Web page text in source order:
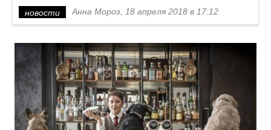
новости Анна Мороз, 18 апреля 2018 в 17:12